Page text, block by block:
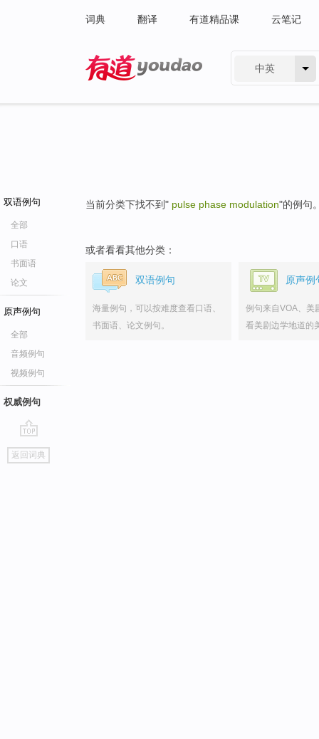
词典 翻译 有道精品课 云笔记
中英
双语例句
全部
口语
书面语
论文
原声例句
全部
音频例句
视频例句
权威例句
go
top
返回词典
当前分类下找不到" pulse phase modulation"的例句
或者看看其他分类：
双语例句
海量例句，可以按难度查看口语、
书面语、论文例句。
原声例
例句来自VOA、美
看美剧边学地道的